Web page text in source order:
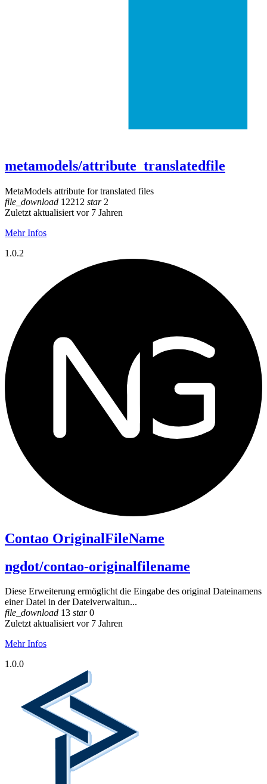
metamodels/attribute_translatedfile
MetaModels attribute for translated files
file_download 12212 star2
Zuletzt aktualisiert vor 7 Jahren
Mehr Infos
1.0.2
Contao OriginalFileName
ngdot/contao-originalfilename
Diese Erweiterung ermöglicht die Eingabe des original Dateinamens
einer Datei in der Dateiverwaltun...
file_download 13 star0
Zuletzt aktualisiert vor 7 Jahren
Mehr Infos
1.0.0